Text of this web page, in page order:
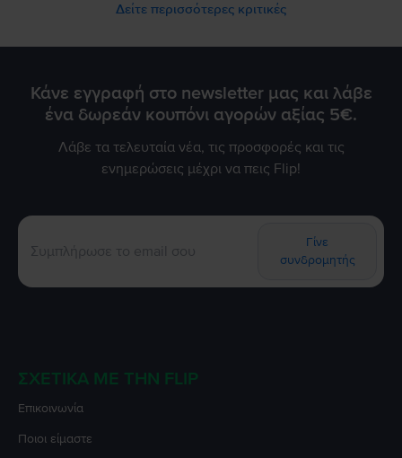
Δείτε περισσότερες κριτικές
Κάνε εγγραφή στο newsletter μας και λάβε
ένα δωρεάν κουπόνι αγορών αξίας 5€.
Λάβε τα τελευταία νέα, τις προσφορές και τις
ενημερώσεις μέχρι να πεις Flip!
Γίνε
συνδρομητής
ΣΧΕΤΙΚΆ ΜΕ ΤΗΝ FLIP
Επικοινωνία
Ποιοι είμαστε